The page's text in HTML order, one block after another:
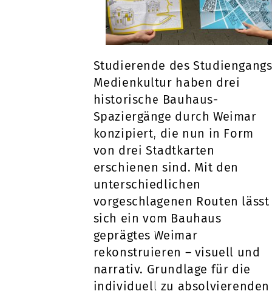
Studierende des Studiengangs
Medienkultur haben drei
historische Bauhaus-
Spaziergänge durch Weimar
konzipiert, die nun in Form
von drei Stadtkarten
erschienen sind. Mit den
unterschiedlichen
vorgeschlagenen Routen lässt
sich ein vom Bauhaus
geprägtes Weimar
rekonstruieren – visuell und
narrativ. Grundlage für die
individuell zu absolvierenden